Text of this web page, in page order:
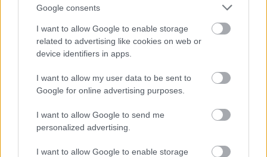
Google consents
I want to allow Google to enable storage
related to advertising like cookies on web or
device identifiers in apps.
I want to allow my user data to be sent to
Google for online advertising purposes.
I want to allow Google to send me
personalized advertising.
I want to allow Google to enable storage